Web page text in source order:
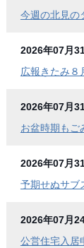
今週の北見の
2026年07月
広報きたみ８
2026年07月
お盆時期もご
2026年07月
予期せぬサブ
2026年07月
公営住宅入居